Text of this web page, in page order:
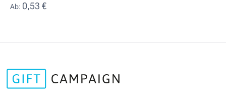
Ab: 0,53 €